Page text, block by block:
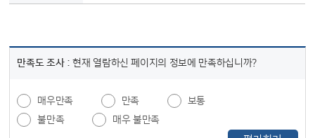
만족도 조사 :현재 열람하신 페이지의 정보에 만족하십니까?
매우만족 만족
보통
불만족
매우 불만족